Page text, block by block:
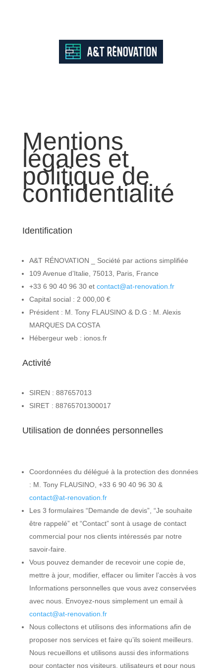
Mentions
légales et
politique de
confidentialité
Identification
A&T RÉNOVATION _ Société par actions simplifiée
109 Avenue d’Italie, 75013, Paris, France
+33 6 90 40 96 30 et contact@at-renovation.fr
Capital social : 2 000,00 €
Président : M. Tony FLAUSINO & D.G : M. Alexis
MARQUES DA COSTA
Hébergeur web : ionos.fr
Activité
SIREN : 887657013
SIRET : 88765701300017
Utilisation de données personnelles
Coordonnées du délégué à la protection des données
: M. Tony FLAUSINO, +33 6 90 40 96 30 &
contact@at-renovation.fr
Les 3 formulaires “Demande de devis”, “Je souhaite
être rappelé” et “Contact” sont à usage de contact
commercial pour nos clients intéressés par notre
savoir-faire.
Vous pouvez demander de recevoir une copie de,
mettre à jour, modifier, effacer ou limiter l’accès à vos
Informations personnelles que vous avez conservées
avec nous. Envoyez-nous simplement un email à
contact@at-renovation.fr
Nous collectons et utilisons des informations afin de
proposer nos services et faire qu’ils soient meilleurs.
Nous recueillons et utilisons aussi des informations
pour contacter nos visiteurs, utilisateurs et pour nous